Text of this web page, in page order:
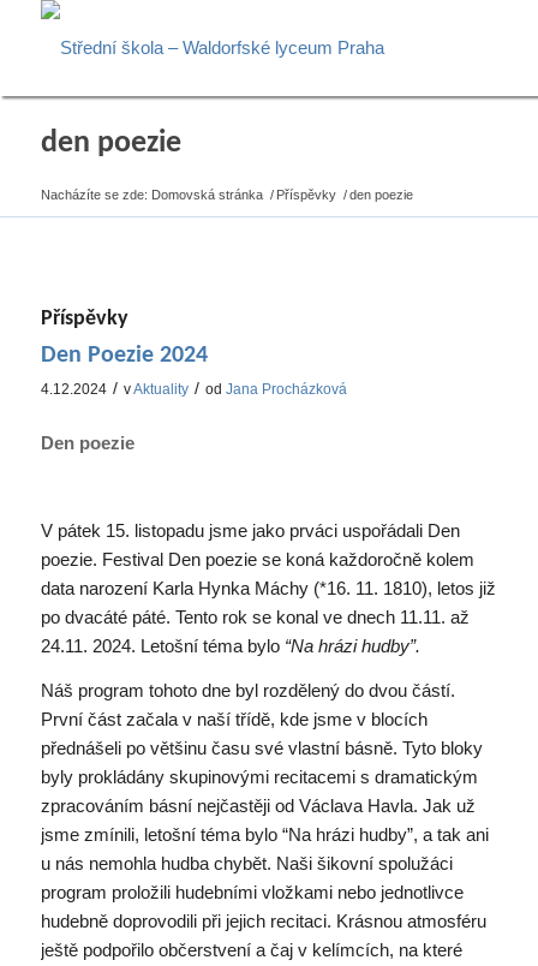
den poezie
Nacházíte se zde: Domovská stránka / Příspěvky / den poezie
Příspěvky
Den Poezie 2024
4.12.2024 / vAktuality / od Jana Procházková
Den poezie
V pátek 15. listopadu jsme jako prváci uspořádali Den
poezie. Festival Den poezie se koná každoročně kolem
data narození Karla Hynka Máchy (*16. 11. 1810), letos již
po dvacáté páté. Tento rok se konal ve dnech 11.11. až
24.11. 2024. Letošní téma bylo “Na hrázi hudby”.
Náš program tohoto dne byl rozdělený do dvou částí.
První část začala v naší třídě, kde jsme v blocích
přednášeli po většinu času své vlastní básně. Tyto bloky
byly prokládány skupinovými recitacemi s dramatickým
zpracováním básní nejčastěji od Václava Havla. Jak už
jsme zmínili, letošní téma bylo “Na hrázi hudby”, a tak ani
u nás nemohla hudba chybět. Naši šikovní spolužáci
program proložili hudebními vložkami nebo jednotlivce
hudebně doprovodili při jejich recitaci. Krásnou atmosféru
ještě podpořilo občerstvení a čaj v kelímcích, na které